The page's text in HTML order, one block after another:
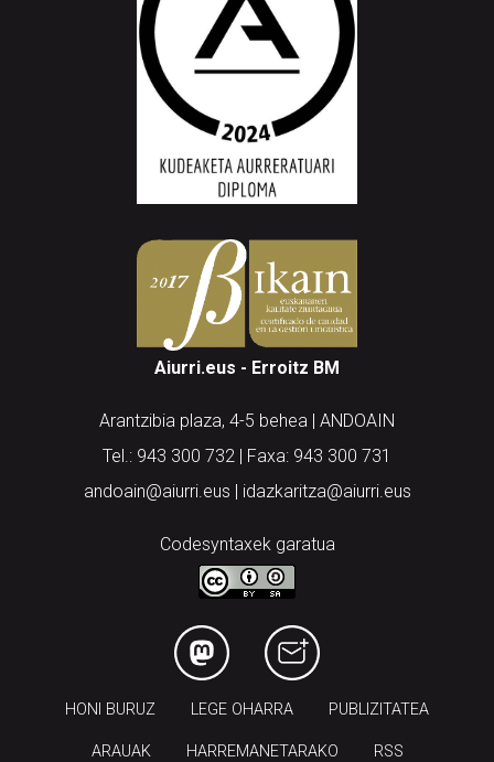
Aiurri.eus - Erroitz BM
Arantzibia plaza, 4-5 behea | ANDOAIN
Tel.: 943 300 732 | Faxa: 943 300 731
andoain@aiurri.eus | idazkaritza@aiurri.eus
Codesyntaxek garatua
HONI BURUZ LEGE OHARRA PUBLIZITATEA
ARAUAK HARREMANETARAKO RSS